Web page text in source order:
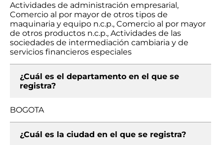
Actividades de administración empresarial,
Comercio al por mayor de otros tipos de
maquinaria y equipo n.c.p., Comercio al por mayor
de otros productos n.c.p., Actividades de las
sociedades de intermediación cambiaria y de
servicios financieros especiales
¿Cuál es el departamento en el que se
registra?
BOGOTA
¿Cuál es la ciudad en el que se registra?